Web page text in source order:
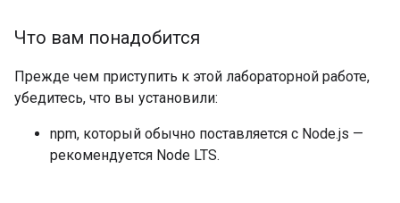
Что вам понадобится
Прежде чем приступить к этой лабораторной работе,
убедитесь, что вы установили:
npm, который обычно поставляется с Node.js —
рекомендуется Node LTS.